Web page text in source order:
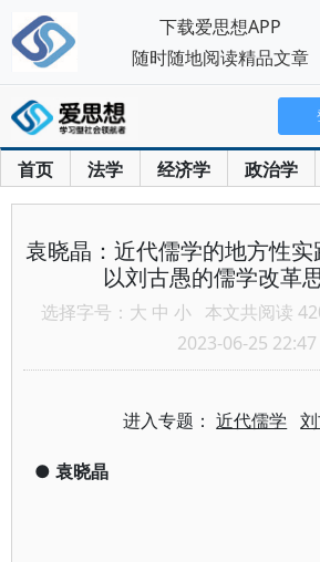
首页 法学 经济学 政治学
袁晓晶：近代儒学的地方性
以刘古愚的儒学改革
选择字号： 大 中 小 本文共阅读
2023-06-25 22:47
进入专题：近代儒学
● 袁晓晶
下载爱思想APP
随时随地阅读精品文章